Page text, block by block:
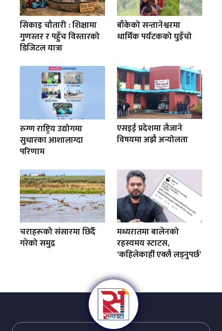
सिकाइ चौतारी : शिक्षामा
गुणस्तर र पहुँच विस्तारको
डिजिटल यात्रा
बाँकेको सन्तानेश्वरमा
धार्मिक पर्यटकको घुइँचो
रुग्ण राष्ट्रिय उद्योगमा
सुधारका आशालाग्दा
परिणाम
एसइई प्रदेशमा लैजाने
विषयमा अझै अन्योलता
चराहरूको संसारमा छिर्दै
गरेको समुद्र
मध्यरातमा बालेनको
रहस्यमय स्टाटस,
‘कहिलेकाहीँ एक्लै लड्नुपर्छ’